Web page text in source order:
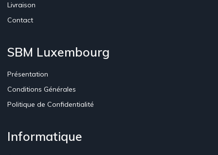
Livraison
Contact
SBM Luxembourg
Présentation
Conditions Générales
Politique de Confidentialité
Informatique